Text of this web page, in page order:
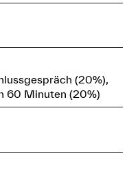
(20%),
60 Minuten (20%)